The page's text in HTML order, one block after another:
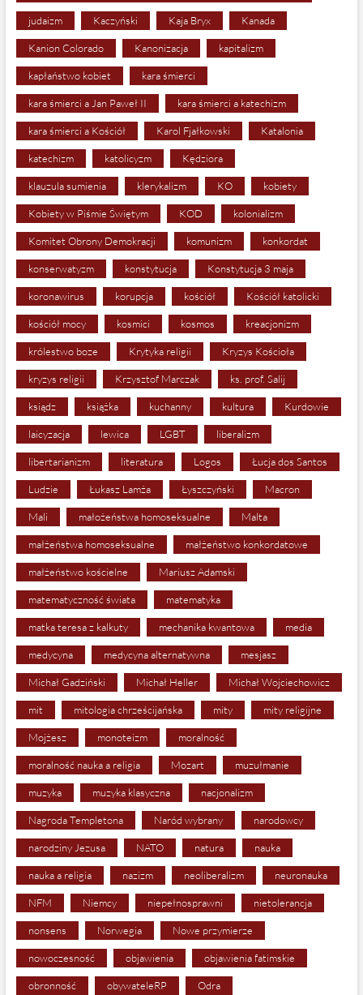
judaizm Kaczyński Kaja Bryx Kanada
Kanion Colorado Kanonizacja kapitalizm
kapłaństwo kobiet kara śmierci
kara śmierci a Jan Paweł II kara śmierci a katechizm
kara śmierci a Kościół Karol Fjałkowski Katalonia
katechizm katolicyzm Kędziora
klauzula sumienia klerykalizm KO kobiety
Kobiety w Piśmie Świętym KOD kolonializm
Komitet Obrony Demokracji komunizm konkordat
konserwatyzm konstytucja Konstytucja 3 maja
koronawirus korupcja kościół Kościół katolicki
kościół mocy kosmici kosmos kreacjonizm
królestwo boze Krytyka religii Kryzys Kościoła
kryzys religii Krzysztof Marczak ks. prof. Salij
ksiądz książka kuchanny kultura Kurdowie
laicyzacja lewica LGBT liberalizm
libertarianizm literatura Logos Łucja dos Santos
Ludzie Łukasz Lamża Łyszczyński Macron
Mali małożeństwa homoseksualne Malta
małżeństwa homoseksualne małżeństwo konkordatowe
małżeństwo kościelne Mariusz Adamski
matematyczność świata matematyka
matka teresa z kalkuty mechanika kwantowa media
medycyna medycyna alternatywna mesjasz
Michał Gadziński Michał Heller Michał Wojciechowicz
mit mitologia chrześcijańska mity mity religijne
Mojżesz monoteizm moralność
moralność nauka a religia Mozart muzułmanie
muzyka muzyka klasyczna nacjonalizm
Nagroda Templetona Naród wybrany narodowcy
narodziny Jezusa NATO natura nauka
nauka a religia nazizm neoliberalizm neuronauka
NFM Niemcy niepełnosprawni nietolerancja
nonsens Norwegia Nowe przymierze
nowoczesność objawienia objawienia fatimskie
obronność obywateleRP Odra